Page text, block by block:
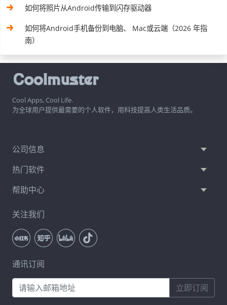
如何将照片从Android传输到闪存驱动器
如何将Android手机备份到电脑、 Mac或云端（2026 年指
南）
Cool Apps, Cool Life.
为全球用户提供最需要的个人软件，用科技提高人类生活品质。
公司信息
热门软件
帮助中心
关注我们
通讯订阅
立即订阅